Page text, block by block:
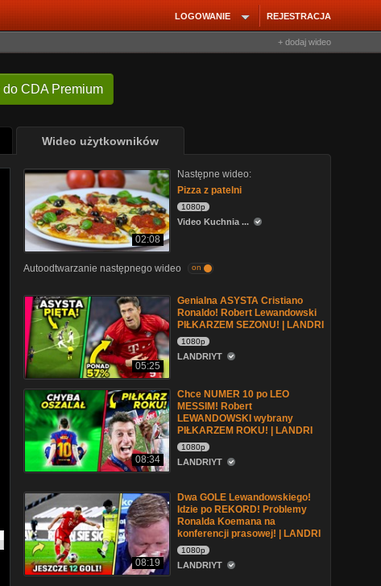
REJESTRACJA
LOGOWANIE
+ dodaj wideo
do CDA Premium
Wideo użytkowników
02:08
Następne wideo:
Pizza z patelni
1080p
Video Kuchnia ...
Autoodtwarzanie następnego wideo on
05:25
Genialna ASYSTA Cristiano
Ronaldo! Robert Lewandowski
PIŁKARZEM SEZONU! | LANDRI
1080p
LANDRIYT
08:34
Chce NUMER 10 po LEO
MESSIM! Robert
LEWANDOWSKI wybrany
PIŁKARZEM ROKU! | LANDRI
1080p
LANDRIYT
08:19
Dwa GOLE Lewandowskiego!
Idzie po REKORD! Problemy
Ronalda Koemana na
konferencji prasowej! | LANDRI
1080p
LANDRIYT